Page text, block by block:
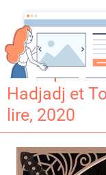
L'attrape-
Hadjadj et
lire, 2020